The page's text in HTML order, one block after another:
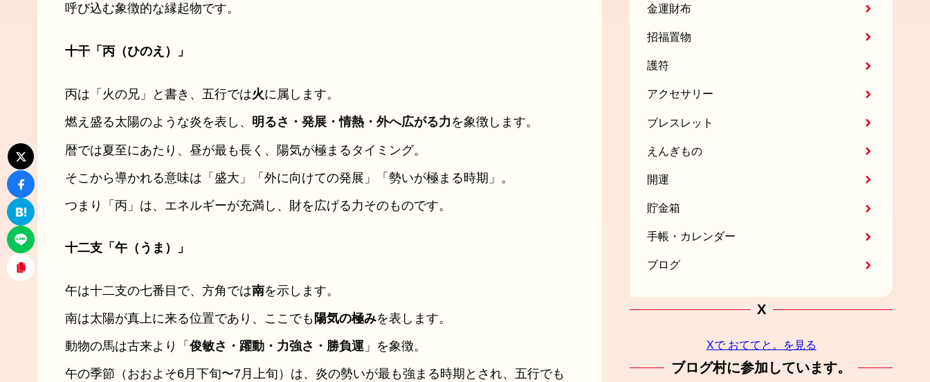
呼び込む象徴的な縁起物です。
十干「丙（ひのえ）」
丙は「火の兄」と書き、五行では火に属します。
燃え盛る太陽のような炎を表し、 明るさ・発展・情熱・外へ広がる力 を象徴します。
暦では夏至にあたり、昼が最も長く、陽気が極まるタイミング。
そこから導かれる意味は「盛大」「外に向けての発展」「勢いが極まる時期」。
つまり「丙」は、エネルギーが充満し、財を広げる力そのものです。
十二支「午（うま）」
午は十二支の七番目で、方角では南を示します。
南は太陽が真上に来る位置であり、ここでも 陽気の極みを表します。
動物の馬は古来より「俊敏さ・躍動・力強さ・勝負運 」を象徴。
午の季節（おおよそ6月下旬〜7月上旬）は、炎の勢いが最も強まる時期とされ、五行でも
金運財布
招福置物
護符
アクセサリー
ブレスレット
えんぎもの
開運
貯金箱
手帳・カレンダー
ブログ
X
Xで おててと。を見る
ブログ村に参加しています。